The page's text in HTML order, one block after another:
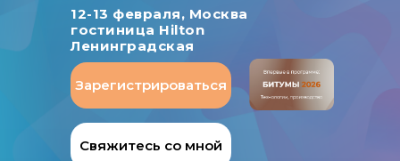
12-13 февраля, Москва
гостиница Hilton
Ленинградская
Зарегистрироваться
Свяжитесь со мной